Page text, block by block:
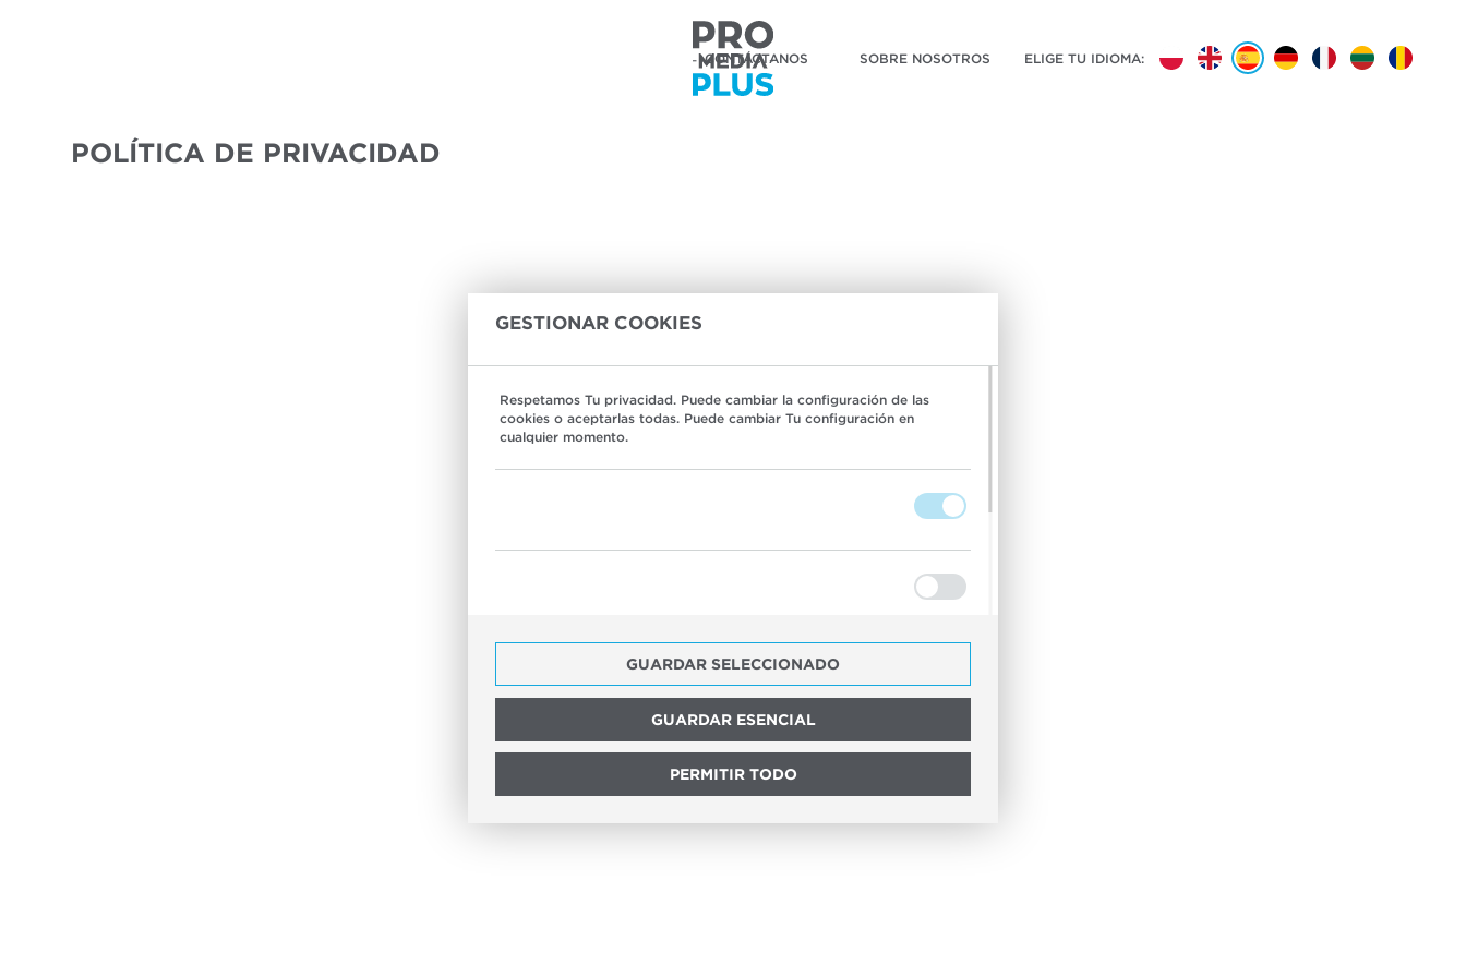
CONTÁCTANOS SOBRE NOSOTROS ELIGE TU IDIOMA:
POLÍTICA DE PRIVACIDAD
GESTIONAR COOKIES
Respetamos Tu privacidad. Puede cambiar la configuración de las
cookies o aceptarlas todas. Puede cambiar Tu configuración en
cualquier momento.
GUARDAR SELECCIONADO
GUARDAR ESENCIAL
PERMITIR TODO